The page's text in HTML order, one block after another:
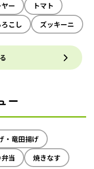
ー
トマト
こし ズッキーニ
ー
・竜田揚げ
当 焼きなす